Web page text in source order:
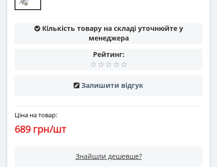
Кількість товару на складі уточнюйте у
менеджера
Рейтинг:
Залишити відгук
Ціна на товар:
689 грн/шт
Знайшли дешевше?